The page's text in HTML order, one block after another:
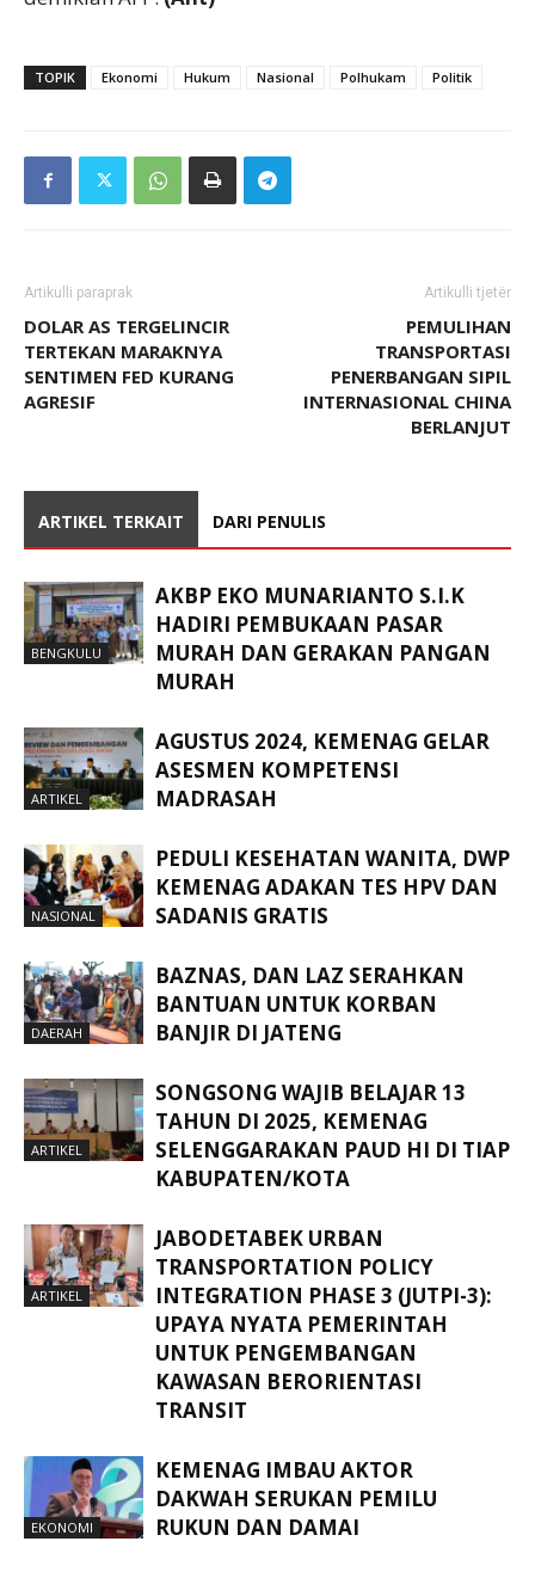
TOPIK Ekonomi Hukum Nasional Polhukam Politik
Artikulli paraprak
DOLAR AS TERGELINCIR
TERTEKAN MARAKNYA
SENTIMEN FED KURANG
AGRESIF
Artikulli tjetër
PEMULIHAN
TRANSPORTASI
PENERBANGAN SIPIL
INTERNASIONAL CHINA
BERLANJUT
ARTIKEL TERKAIT DARI PENULIS
BENGKULU
AKBP EKO MUNARIANTO S.I.K
HADIRI PEMBUKAAN PASAR
MURAH DAN GERAKAN PANGAN
MURAH
ARTIKEL
AGUSTUS 2024, KEMENAG GELAR
ASESMEN KOMPETENSI
MADRASAH
NASIONAL
PEDULI KESEHATAN WANITA, DWP
KEMENAG ADAKAN TES HPV DAN
SADANIS GRATIS
DAERAH
BAZNAS, DAN LAZ SERAHKAN
BANTUAN UNTUK KORBAN
BANJIR DI JATENG
ARTIKEL
SONGSONG WAJIB BELAJAR 13
TAHUN DI 2025, KEMENAG
SELENGGARAKAN PAUD HI DI TIAP
KABUPATEN/KOTA
ARTIKEL
JABODETABEK URBAN
TRANSPORTATION POLICY
INTEGRATION PHASE 3 (JUTPI-3):
UPAYA NYATA PEMERINTAH
UNTUK PENGEMBANGAN
KAWASAN BERORIENTASI
TRANSIT
EKONOMI
KEMENAG IMBAU AKTOR
DAKWAH SERUKAN PEMILU
RUKUN DAN DAMAI